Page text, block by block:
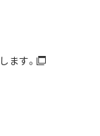
ます。